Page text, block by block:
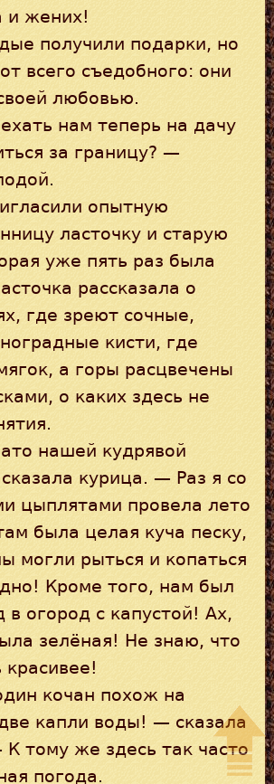
и жених!
получили подарки, но
всего съедобного: они
любовью.
нам теперь на дачу
за границу? —
опытную
ласточку и старую
уже пять раз была
рассказала о
где зреют сочные,
кисти, где
а горы расцвечены
о каких здесь не
нашей кудрявой
курица. — Раз я со
цыплятами провела лето
была целая куча песку,
могли рыться и копаться
Кроме того, нам был
в огород с капустой! Ах,
зелёная! Не знаю, что
кочан похож на
капли воды! — сказала
тому же здесь так часто
погода.